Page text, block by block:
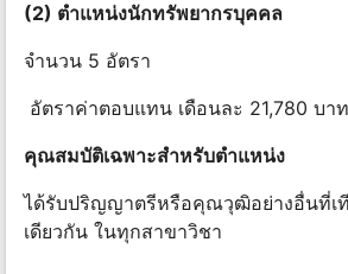
(2) ตําแหน่งนักทรัพยากรบุคคล
จำนวน 5 อัตรา
อัตราค่าตอบแทน เดือนละ 21,780 บาท
คุณสมบัติเฉพาะสําหรับตําแหน่ง
ได้รับปริญญาตรีหรือคุณวุฒิอย่างอื่นที่เ
เดียวกัน ในทุกสาขาวิชา